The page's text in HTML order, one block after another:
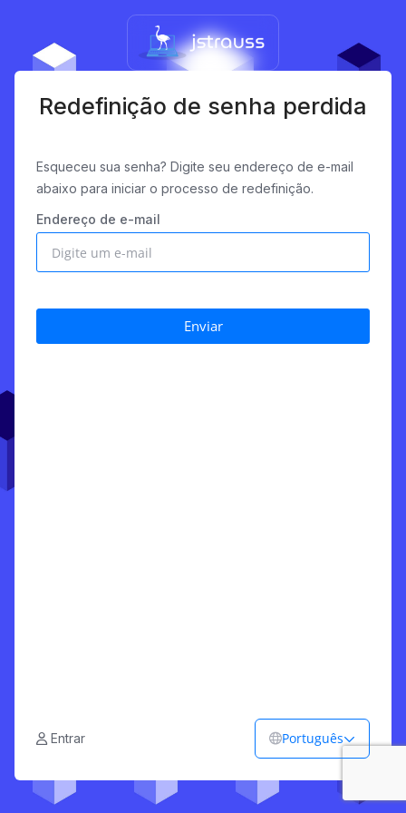
Redefinição de senha perdida
Esqueceu sua senha? Digite seu endereço de e-mail
abaixo para iniciar o processo de redefinição.
Endereço de e-mail
Enviar
Entrar Português